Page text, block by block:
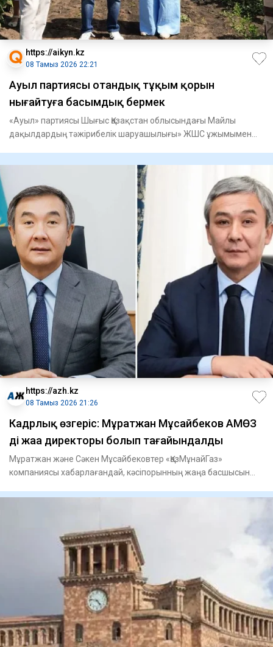
https://aikyn.kz
08 Тамыз 2026 22:21
Ауыл партиясы отандық тұқым қорын
нығайтуға басымдық бермек
«Ауыл» партиясы Шығыс Қазақстан облысындағы Майлы
дақылдардың тәжірибелік шаруашылығы» ЖШС ұжымымен
https://azh.kz
08 Тамыз 2026 21:26
Кадрлық өзгеріс: Мұратжан Мұсайбеков АМӨЗ
дің жаңа директоры болып ​тағайындалды
Мұратжан және Сәкен Мұсайбековтер «ҚазМұнайГаз»
компаниясы хабарлағандай, кәсіпорынның жаңа басшысын